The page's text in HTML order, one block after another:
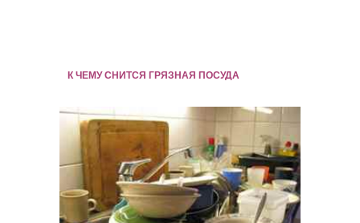
К ЧЕМУ СНИТСЯ ГРЯЗНАЯ ПОСУДА